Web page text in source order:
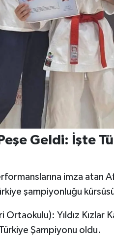
Geldi: İşte
imza atan
şampiyonluğu
Ortaokulu): Yıldız Kızlar
Şampiyonu oldu.